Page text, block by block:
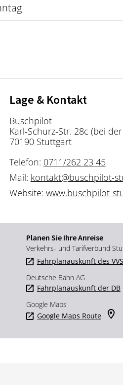
Lage & Kontakt
Buschpilot
Karl-Schurz-Str. 28c (bei
70190 Stuttgart
Telefon: 0711/262 23 45
Mail: kontakt@buschpilot-
Website: www.buschpilot-
Planen Sie Ihre Anreise
Verkehrs- und Tarifverbund
Fahrplanauskunft des VVS
Deutsche Bahn AG
Fahrplanauskunft der DB
Google Maps
Google Maps Route